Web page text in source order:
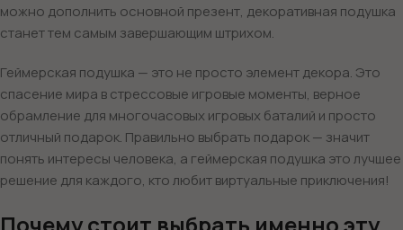
можно дополнить основной презент, декоративная подушка
станет тем самым завершающим штрихом.
Геймерская подушка — это не просто элемент декора. Это
спасение мира в стрессовые игровые моменты, верное
обрамление для многочасовых игровых баталий и просто
отличный подарок. Правильно выбрать подарок — значит
понять интересы человека, а геймерская подушка это лучшее
решение для каждого, кто любит виртуальные приключения!
Почему стоит выбрать именно эту